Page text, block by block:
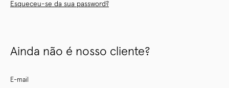
Esqueceu-se da sua password?
Ainda não é nosso cliente?
E-mail